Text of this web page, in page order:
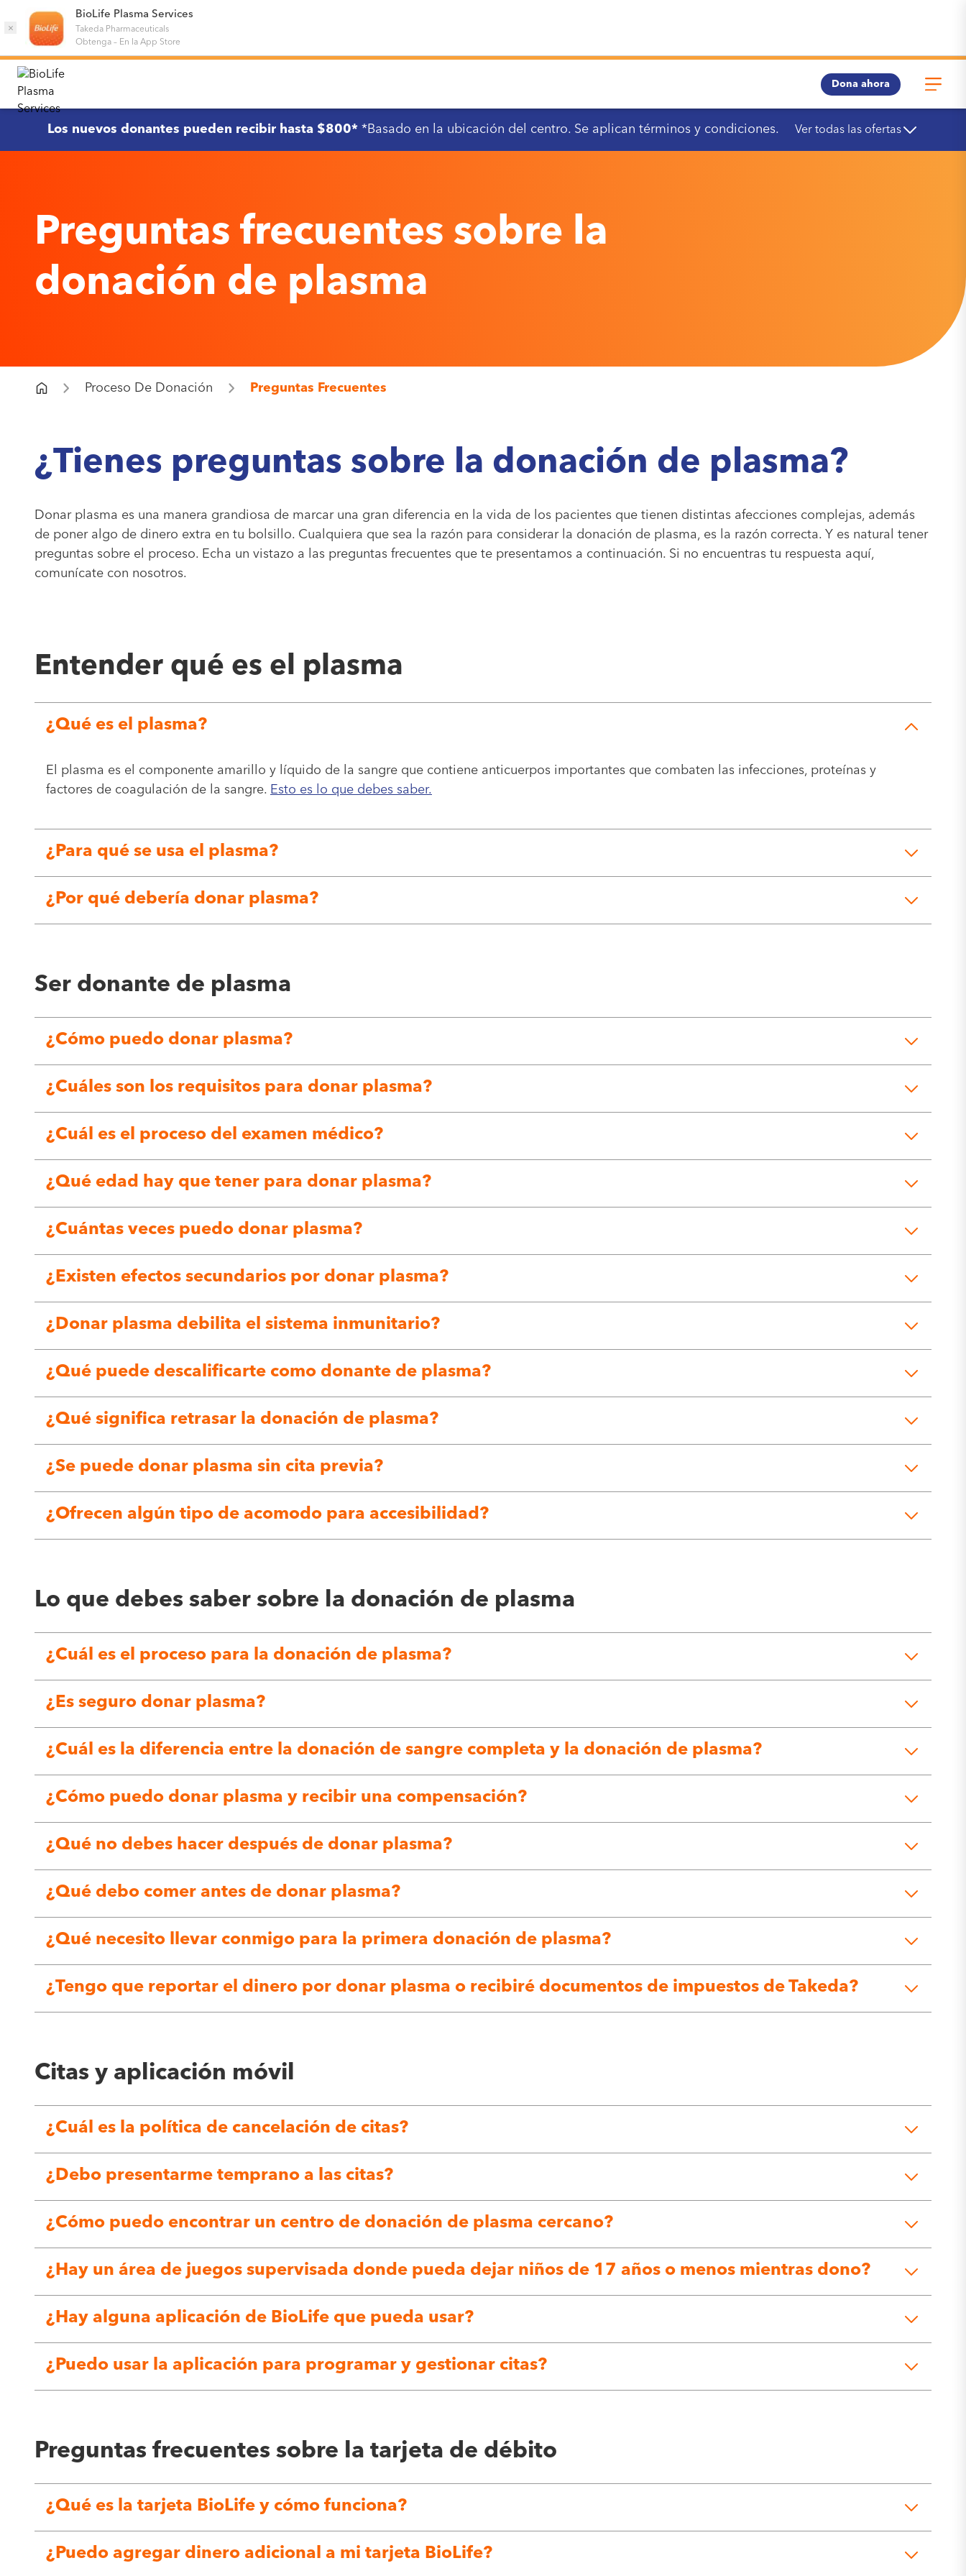
×
BioLife Plasma Services
Takeda Pharmaceuticals
Obtenga– En la App Store
Dona ahora
Los nuevos donantes pueden recibir hasta $800**Basado en la ubicación del centro. Se aplican términos y condiciones. Ver todas las ofertas
Preguntas frecuentes sobre la
donación de plasma
Proceso De Donación Preguntas Frecuentes
¿Tienes preguntas sobre la donación de plasma?
Donar plasma es una manera grandiosa de marcar una gran diferencia en la vida de los pacientes que tienen distintas afecciones complejas, además
de poner algo de dinero extra en tu bolsillo. Cualquiera que sea la razón para considerar la donación de plasma, es la razón correcta. Y es natural tener
preguntas sobre el proceso. Echa un vistazo a las preguntas frecuentes que te presentamos a continuación. Si no encuentras tu respuesta aquí,
comunícate con nosotros.
Entender qué es el plasma
¿Qué es el plasma?
El plasma es el componente amarillo y líquido de la sangre que contiene anticuerpos importantes que combaten las infecciones, proteínas y
factores de coagulación de la sangre. Esto es lo que debes saber.
¿Para qué se usa el plasma?
¿Por qué debería donar plasma?
Ser donante de plasma
¿Cómo puedo donar plasma?
¿Cuáles son los requisitos para donar plasma?
¿Cuál es el proceso del examen médico?
¿Qué edad hay que tener para donar plasma?
¿Cuántas veces puedo donar plasma?
¿Existen efectos secundarios por donar plasma?
¿Donar plasma debilita el sistema inmunitario?
¿Qué puede descalificarte como donante de plasma?
¿Qué significa retrasar la donación de plasma?
¿Se puede donar plasma sin cita previa?
¿Ofrecen algún tipo de acomodo para accesibilidad?
Lo que debes saber sobre la donación de plasma
¿Cuál es el proceso para la donación de plasma?
¿Es seguro donar plasma?
¿Cuál es la diferencia entre la donación de sangre completa y la donación de plasma?
¿Cómo puedo donar plasma y recibir una compensación?
¿Qué no debes hacer después de donar plasma?
¿Qué debo comer antes de donar plasma?
¿Qué necesito llevar conmigo para la primera donación de plasma?
¿Tengo que reportar el dinero por donar plasma o recibiré documentos de impuestos de Takeda?
Citas y aplicación móvil
¿Cuál es la política de cancelación de citas?
¿Debo presentarme temprano a las citas?
¿Cómo puedo encontrar un centro de donación de plasma cercano?
¿Hay un área de juegos supervisada donde pueda dejar niños de 17 años o menos mientras dono?
¿Hay alguna aplicación de BioLife que pueda usar?
¿Puedo usar la aplicación para programar y gestionar citas?
Preguntas frecuentes sobre la tarjeta de débito
¿Qué es la tarjeta BioLife y cómo funciona?
¿Puedo agregar dinero adicional a mi tarjeta BioLife?